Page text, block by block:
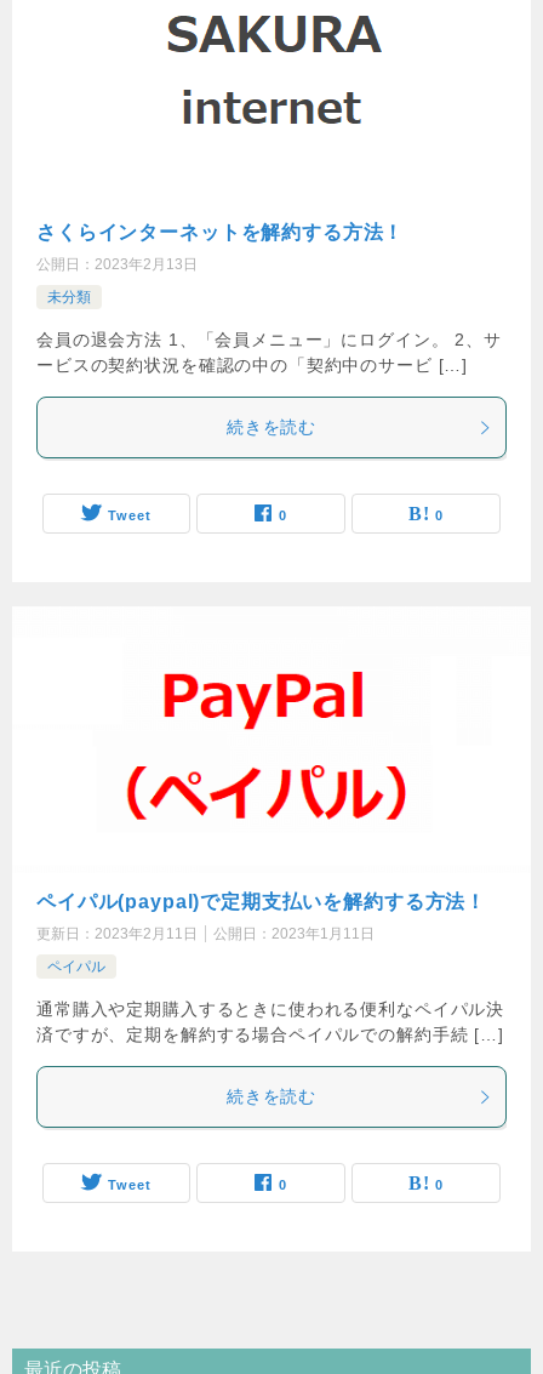
さくらインターネットを解約する方法！
公開日： 2023年2月13日
未分類
会員の退会方法 1、「会員メニュー」にログイン。 2、サ
ービスの契約状況を確認の中の「契約中のサービ […]
続きを読む
Tweet 0 0
ペイパル(paypal)で定期支払いを解約する方法！
更新日： 2023年2月11日 公開日： 2023年1月11日
ペイパル
通常購入や定期購入するときに使われる便利なペイパル決
済ですが、定期を解約する場合ペイパルでの解約手続 […]
続きを読む
Tweet 0 0
最近の投稿